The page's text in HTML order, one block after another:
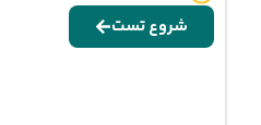
شروع تست